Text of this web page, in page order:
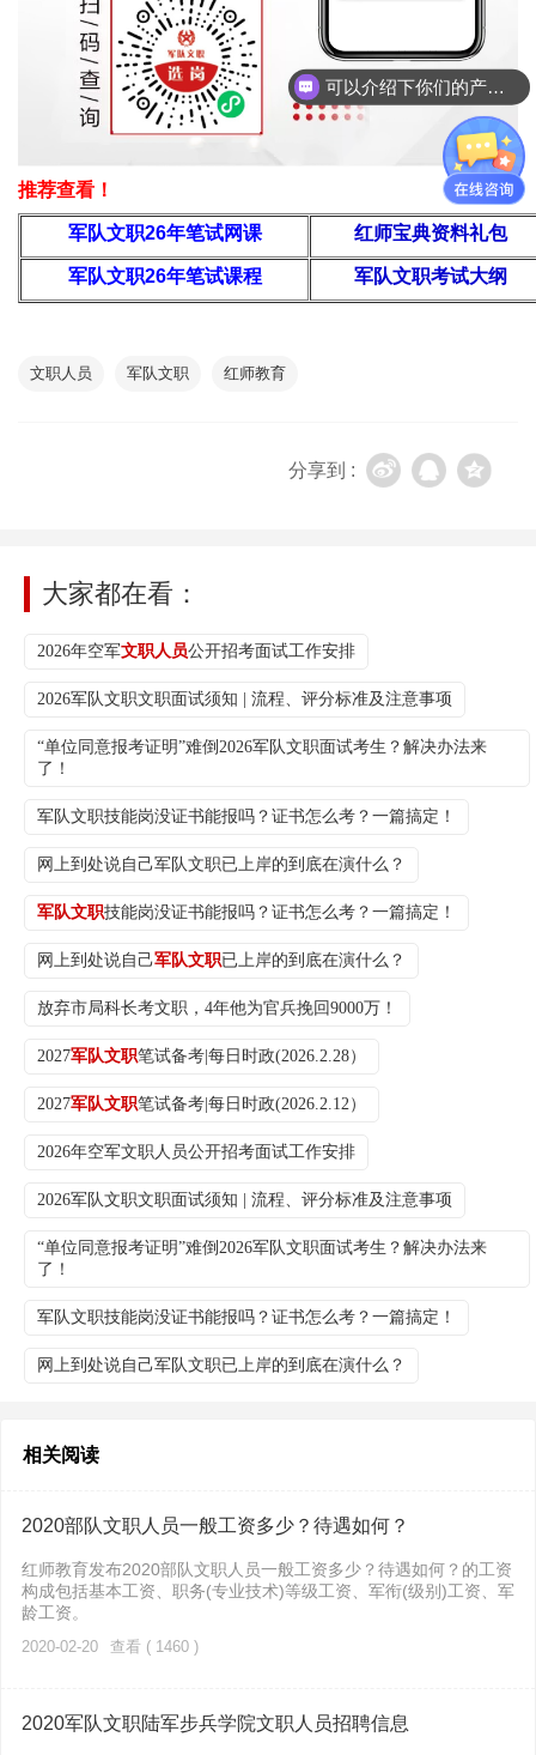
推荐查看！
军队文职26年笔试网课 红师宝典资料礼包
军队文职26年笔试课程 军队文职考试大纲
文职人员 军队文职 红师教育
分享到 :
大家都在看：
2026年空军文职人员公开招考面试工作安排
2026军队文职文职面试须知 | 流程、评分标准及注意事项
“单位同意报考证明”难倒2026军队文职面试考生？解决办法来
了！
军队文职技能岗没证书能报吗？证书怎么考？一篇搞定！
网上到处说自己军队文职已上岸的到底在演什么？
军队文职技能岗没证书能报吗？证书怎么考？一篇搞定！
网上到处说自己军队文职已上岸的到底在演什么？
放弃市局科长考文职，4年他为官兵挽回9000万！
2027军队文职笔试备考|每日时政(2026.2.28）
2027军队文职笔试备考|每日时政(2026.2.12）
2026年空军文职人员公开招考面试工作安排
2026军队文职文职面试须知 | 流程、评分标准及注意事项
“单位同意报考证明”难倒2026军队文职面试考生？解决办法来
了！
军队文职技能岗没证书能报吗？证书怎么考？一篇搞定！
网上到处说自己军队文职已上岸的到底在演什么？
相关阅读
2020部队文职人员一般工资多少？待遇如何？
红师教育发布2020部队文职人员一般工资多少？待遇如何？的工资
构成包括基本工资、职务(专业技术)等级工资、军衔(级别)工资、军
龄工资。
2020-02-20 查看 ( 1460 )
2020军队文职陆军步兵学院文职人员招聘信息
可以介绍下你们的产品么